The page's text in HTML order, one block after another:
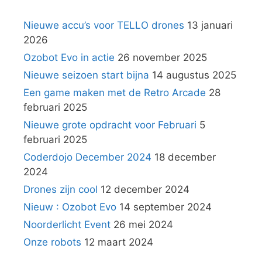
Nieuwe accu’s voor TELLO drones 13 januari
2026
Ozobot Evo in actie 26 november 2025
Nieuwe seizoen start bijna 14 augustus 2025
Een game maken met de Retro Arcade 28
februari 2025
Nieuwe grote opdracht voor Februari 5
februari 2025
Coderdojo December 2024 18 december
2024
Drones zijn cool 12 december 2024
Nieuw : Ozobot Evo 14 september 2024
Noorderlicht Event 26 mei 2024
Onze robots 12 maart 2024